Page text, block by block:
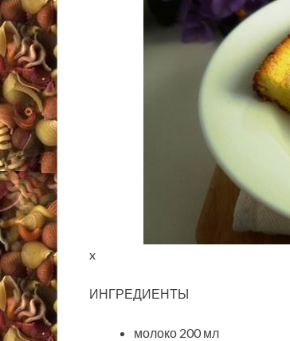
x
ИНГРЕДИЕНТЫ
молоко 200 мл